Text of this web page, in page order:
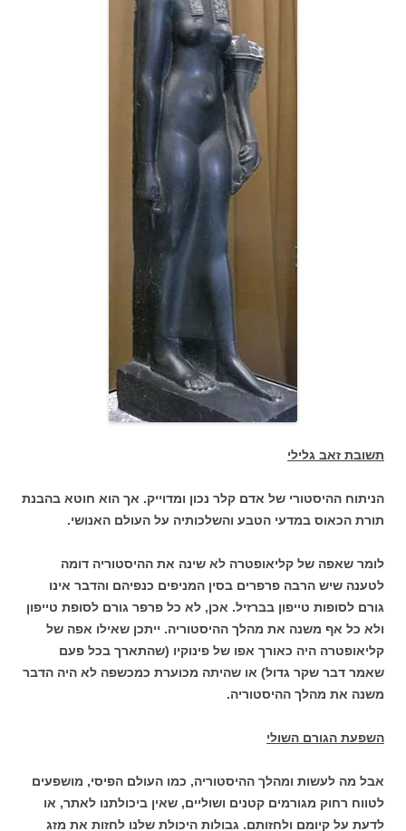
תשובת זאב גלילי
הניתוח ההיסטורי של אדם קלר נכון ומדוייק. אך הוא חוטא בהבנת
תורת הכאוס במדעי הטבע והשלכותיה על העולם האנושי.
לומר שאפה של קליאופטרה לא שינה את ההיסטוריה דומה
לטענה שיש הרבה פרפרים בסין המניפים כנפיהם והדבר אינו
גורם לסופות טייפון בברזיל. אכן, לא כל פרפר גורם לסופת טייפון
ולא כל אף משנה את מהלך ההיסטוריה. ייתכן שאילו אפה של
קליאופטרה היה כאורך אפו של פינוקיו (שהתארך בכל פעם
שאמר דבר שקר גדול) או שהיתה מכוערת כמכשפה לא היה הדבר
משנה את מהלך ההיסטוריה.
השפעת הגורם השולי
אבל מה לעשות ומהלך ההיסטוריה, כמו העולם הפיסי, מושפעים
לטווח רחוק מגורמים קטנים ושוליים, שאין ביכולתנו לאתר, או
לדעת על קיומם ולחזותם. גבולות היכולת שלנו לחזות את מזג